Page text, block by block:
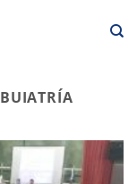
BUIATRÍA